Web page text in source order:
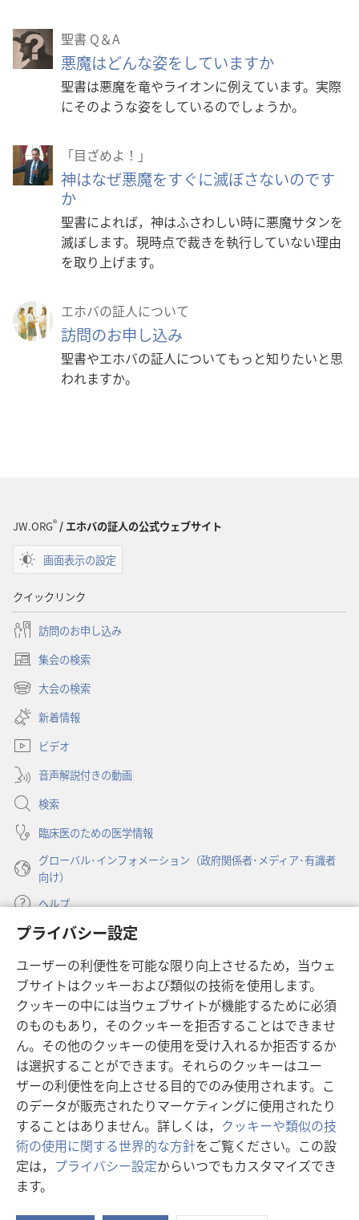
プライバシー設定
ユーザーの利便性を可能な限り向上させるため，当ウェ
ブサイトはクッキーおよび類似の技術を使用します。
クッキーの中には当ウェブサイトが機能するために必須
のものもあり，そのクッキーを拒否することはできませ
ん。その他のクッキーの使用を受け入れるか拒否するか
は選択することができます。それらのクッキーはユー
ザーの利便性を向上させる目的でのみ使用されます。こ
のデータが販売されたりマーケティングに使用されたり
することはありません。詳しくは， クッキーや類似の技
術の使用に関する世界的な方針をご覧ください。この設
定は， プライバシー設定からいつでもカスタマイズでき
ます。
聖書 Q＆A
悪魔はどんな姿をしていますか
聖書は悪魔を竜やライオンに例えています。実際
にそのような姿をしているのでしょうか。
「目ざめよ！」
神はなぜ悪魔をすぐに滅ぼさないのです
か
聖書によれば，神はふさわしい時に悪魔サタンを
滅ぼします。現時点で裁きを執行していない理由
を取り上げます。
エホバの証人について
訪問のお申し込み
聖書やエホバの証人についてもっと知りたいと思
われますか。
JW.ORG®/ エホバの証人の公式ウェブサイト
画面表示の設定
クイックリンク
訪問のお申し込み
集会の検索
（新
し
タ
で
開
く）
大会の検索
（新
し
い
タ
ブ
で
開
く）
新着情報
ビデオ
音声解説付きの動画
検索
臨床医のための医学情報
グローバル･インフォメーション（政府関係者･メディア･有識者
向け）
ヘルプ
寄付
し
い
タ
ブ
で
開
く）
ものみの塔 オンライン・ライブラリー
（新
し
い
タ
ブ
で
開
く）
JW Hub ®
（新
し
い
タ
ブ
で
開
く）
JW Library
Watchtower Library®
Copyright
利用規約